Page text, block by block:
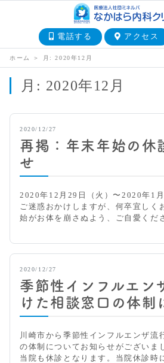
電話する アクセス
ホーム ＞ 月:2020年12月
月: 2020年12月
2020/12/27
再掲：年末年始の休
せ
2020年12月29日（火）〜2020年1
ご迷惑おかけしますが、何卒宜しく
始がお体を崩さぬよう、ご自愛くだ
2020/12/27
季節性インフルエン
けた相談窓口の体制
川崎市から季節性インフルエンザ流
の体制についてお知らせがございま
当院も休診となります。当院休診時